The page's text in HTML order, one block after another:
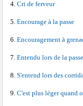
Cri de ferveur
Encourage à la passe
Encouragement à
Entendu lors de la passe
S'entend lors des
C'est plus léger quand